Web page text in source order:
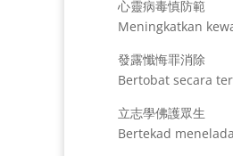
心靈病毒慎防範
Meningkatkan
發露懺悔罪消除
Bertobat secara
立志學佛護眾生
Bertekad